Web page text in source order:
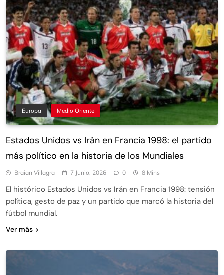
Europa Medio Oriente
Estados Unidos vs Irán en Francia 1998: el partido
más político en la historia de los Mundiales
Braian Villagra 7 Junio, 2026 0 8 Mins
El histórico Estados Unidos vs Irán en Francia 1998: tensión
política, gesto de paz y un partido que marcó la historia del
fútbol mundial.
Ver más